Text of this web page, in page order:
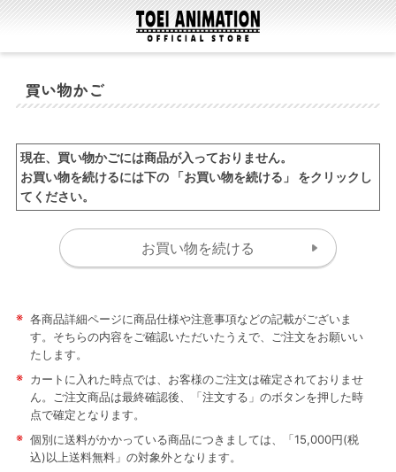
買い物かご
現在、買い物かごには商品が入っておりません。
お買い物を続けるには下の 「お買い物を続ける」 をクリックし
てください。
※ 各商品詳細ページに商品仕様や注意事項などの記載がございま
す。そちらの内容をご確認いただいたうえで、ご注文をお願いい
たします。
※ カートに入れた時点では、お客様のご注文は確定されておりませ
ん。ご注文商品は最終確認後、「注文する」のボタンを押した時
点で確定となります。
※ 個別に送料がかかっている商品につきましては、「15,000円(税
込)以上送料無料」の対象外となります。